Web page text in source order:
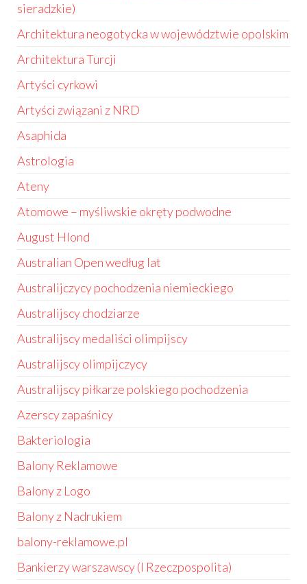
sieradzkie)
Architektura neogotycka w województwie opolskim
Architektura Turcji
Artyści cyrkowi
Artyści związani z NRD
Asaphida
Astrologia
Ateny
Atomowe – myśliwskie okręty podwodne
August Hlond
Australian Open według lat
Australijczycy pochodzenia niemieckiego
Australijscy chodziarze
Australijscy medaliści olimpijscy
Australijscy olimpijczycy
Australijscy piłkarze polskiego pochodzenia
Azerscy zapaśnicy
Bakteriologia
Balony Reklamowe
Balony z Logo
Balony z Nadrukiem
balony-reklamowe.pl
Bankierzy warszawscy (I Rzeczpospolita)